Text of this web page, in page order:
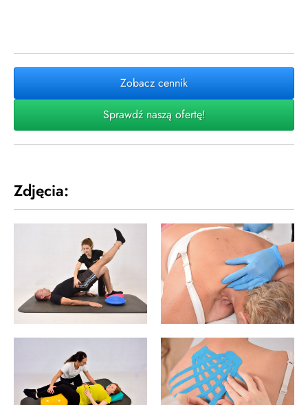
Zobacz cennik
Sprawdź naszą ofertę!
Zdjęcia: